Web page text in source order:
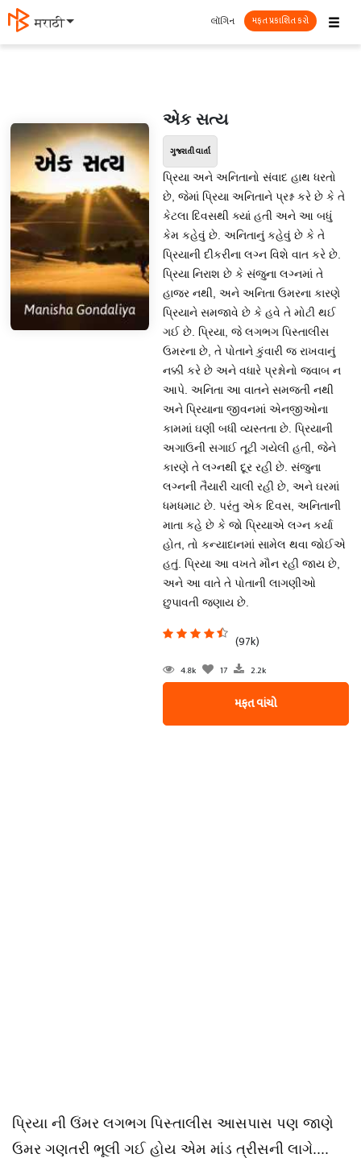
मराठी ☰
લૉગિન મફત પ્રકાશિત કરો
એક સત્ય
ગુજરાતી વાર્તા
પ્રિયા અને અનિતાનો સંવાદ હાથ ધરતો
છે, જેમાં પ્રિયા અનિતાને પ્રશ્ન કરે છે કે તે
કેટલા દિવસથી ક્યાં હતી અને આ બધું
કેમ કહેવું છે. અનિતાનું કહેવું છે કે તે
પ્રિયાની દીકરીના લગ્ન વિશે વાત કરે છે.
પ્રિયા નિરાશ છે કે સંજુના લગ્નમાં તે
હાજર નથી, અને અનિતા ઉમરના કારણે
પ્રિયાને સમજાવે છે કે હવે તે મોટી થઈ
ગઈ છે. પ્રિયા, જે લગભગ પિસ્તાલીસ
ઉમરના છે, તે પોતાને કુંવારી જ રાખવાનું
નક્કી કરે છે અને વધારે પ્રશ્નોનો જવાબ ન
આપે. અનિતા આ વાતને સમજતી નથી
અને પ્રિયાના જીવનમાં એનજીઓના
કામમાં ઘણી બધી વ્યસ્તતા છે. પ્રિયાની
અગાઉની સગાઈ તૂટી ગયેલી હતી, જેને
કારણે તે લગ્નથી દૂર રહી છે. સંજુના
લગ્નની તૈયારી ચાલી રહી છે, અને ઘરમાં
ધમધમાટ છે. પરંતુ એક દિવસ, અનિતાની
માતા કહે છે કે જો પ્રિયાએ લગ્ન કર્યા
હોત, તો કન્યાદાનમાં સામેલ થવા જોઈએ
હતું. પ્રિયા આ વખતે મૌન રહી જાય છે,
અને આ વાતે તે પોતાની લાગણીઓ
છુપાવતી જણાય છે.
(97k)
4.8k 17 2.2k
મફત વાંચો
પ્રિયા ની ઉંમર લગભગ પિસ્તાલીસ આસપાસ પણ જાણે
ઉમર ગણતરી ભૂલી ગઈ હોય એમ માંડ ત્રીસની લાગે....